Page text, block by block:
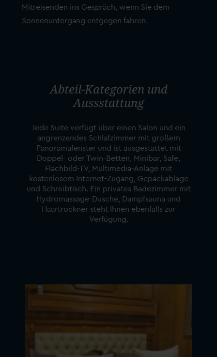
Mitreisenden ins Gespräch, wenn Sie dem
Sonnenuntergang entgegen fahren.
Abteil-Kategorien und
Aussstattung
Jede Suite verfügt über einen Salon und ein
angrenzendes Schlafzimmer mit großem
Panoramafenster und ist ausgestattet mit
Doppel- oder Twin-Betten, Minibar, Safe,
Flachbild-TV, Multimedia-Anlage mit
kostenlosem Internet-Zugang, Gepäckablage
und Schreibtisch. Ein privates Badezimmer mit
Hydromassage-Dusche, Dampfsauna und
Haartrockner steht Ihnen ebenfalls zur
Verfügung.